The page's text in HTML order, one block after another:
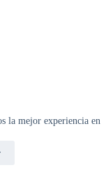
la mejor experiencia en